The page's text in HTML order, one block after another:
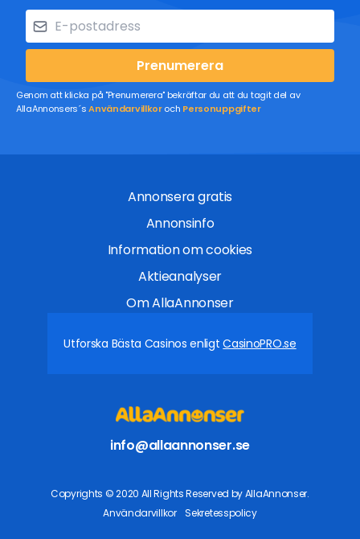
Prenumerera
Genom att klicka på "Prenumerera" bekräftar du att du tagit del av
AllaAnnonsers´sAnvändarvillkoroch Personuppgifter
Annonsera gratis
Annonsinfo
Information om cookies
Aktieanalyser
Om AllaAnnonser
Utforska Bästa Casinos enligtCasinoPRO.se
info@allaannonser.se
Copyrights © 2020 All Rights Reserved by AllaAnnonser.
Användarvillkor
Sekretesspolicy